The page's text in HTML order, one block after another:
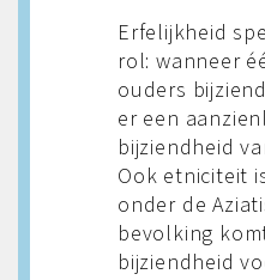
Erfelijkheid
rol: wanneer
ouders
er een
bijziendheid
Ook etniciteit
onder de
bevolking
bijziendheid